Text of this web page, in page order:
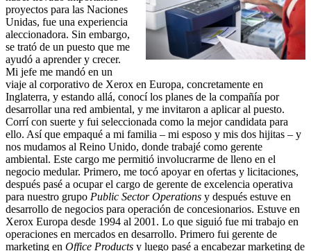
proyectos para las Naciones
Unidas, fue una experiencia
aleccionadora. Sin embargo,
se trató de un puesto que me
ayudó a aprender y crecer.
Mi jefe me mandó en un
viaje al corporativo de Xerox en Europa, concretamente en
Inglaterra, y estando allá, conocí los planes de la compañía por
desarrollar una red ambiental, y me invitaron a aplicar al puesto.
Corrí con suerte y fui seleccionada como la mejor candidata para
ello. Así que empaqué a mi familia – mi esposo y mis dos hijitas – y
nos mudamos al Reino Unido, donde trabajé como gerente
ambiental. Este cargo me permitió involucrarme de lleno en el
negocio medular. Primero, me tocó apoyar en ofertas y licitaciones,
después pasé a ocupar el cargo de gerente de excelencia operativa
para nuestro grupo Public Sector Operations y después estuve en
desarrollo de negocios para operación de concesionarios. Estuve en
Xerox Europa desde 1994 al 2001. Lo que siguió fue mi trabajo en
operaciones en mercados en desarrollo. Primero fui gerente de
marketing en Office Products y luego pasé a encabezar marketing de